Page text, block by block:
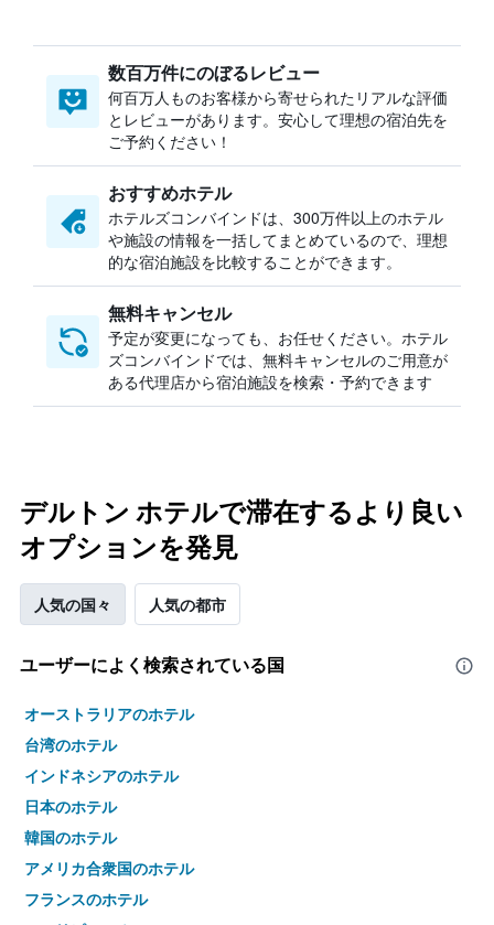
数百万件にのぼるレビュー
何百万人ものお客様から寄せられたリアルな評価
とレビューがあります。安心して理想の宿泊先を
ご予約ください！
おすすめホテル
ホテルズコンバインドは、300万件以上のホテル
や施設の情報を一括してまとめているので、理想
的な宿泊施設を比較することができます。
無料キャンセル
予定が変更になっても、お任せください。ホテル
ズコンバインドでは、無料キャンセルのご用意が
ある代理店から宿泊施設を検索・予約できます
デルトン ホテルで滞在するより良い
オプションを発見
人気の国々 人気の都市
ユーザーによく検索されている国
オーストラリアのホテル
台湾のホテル
インドネシアのホテル
日本のホテル
韓国のホテル
アメリカ合衆国のホテル
フランスのホテル